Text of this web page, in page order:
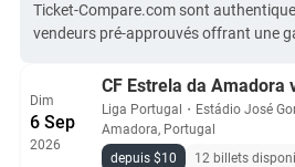
Ticket-Compare.com sont
vendeurs pré-approuvés offrant une
Dim
6 Sep
2026
CF Estrela da Amadora
Liga Portugal ・ Estádio José
Amadora, Portugal
depuis $10
12 billets